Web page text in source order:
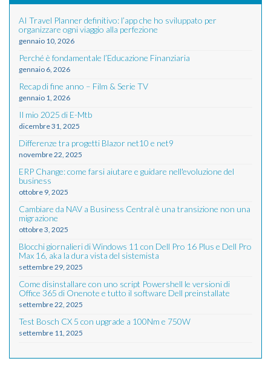
AI Travel Planner definitivo: l’app che ho sviluppato per
organizzare ogni viaggio alla perfezione
gennaio 10, 2026
Perché è fondamentale l’Educazione Finanziaria
gennaio 6, 2026
Recap di fine anno – Film & Serie TV
gennaio 1, 2026
Il mio 2025 di E-Mtb
dicembre 31, 2025
Differenze tra progetti Blazor net10 e net9
novembre 22, 2025
ERP Change: come farsi aiutare e guidare nell'evoluzione del
business
ottobre 9, 2025
Cambiare da NAV a Business Central è una transizione non una
migrazione
ottobre 3, 2025
Blocchi giornalieri di Windows 11 con Dell Pro 16 Plus e Dell Pro
Max 16, aka la dura vista del sistemista
settembre 29, 2025
Come disinstallare con uno script Powershell le versioni di
Office 365 di Onenote e tutto il software Dell preinstallate
settembre 22, 2025
Test Bosch CX 5 con upgrade a 100Nm e 750W
settembre 11, 2025